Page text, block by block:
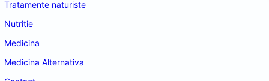
Tratamente naturiste
Nutritie
Medicina
Medicina Alternativa